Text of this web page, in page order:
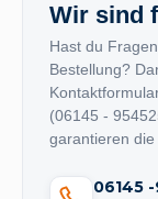
Wir sind
Hast du
Bestellung?
(06145 -
garantieren die
06145